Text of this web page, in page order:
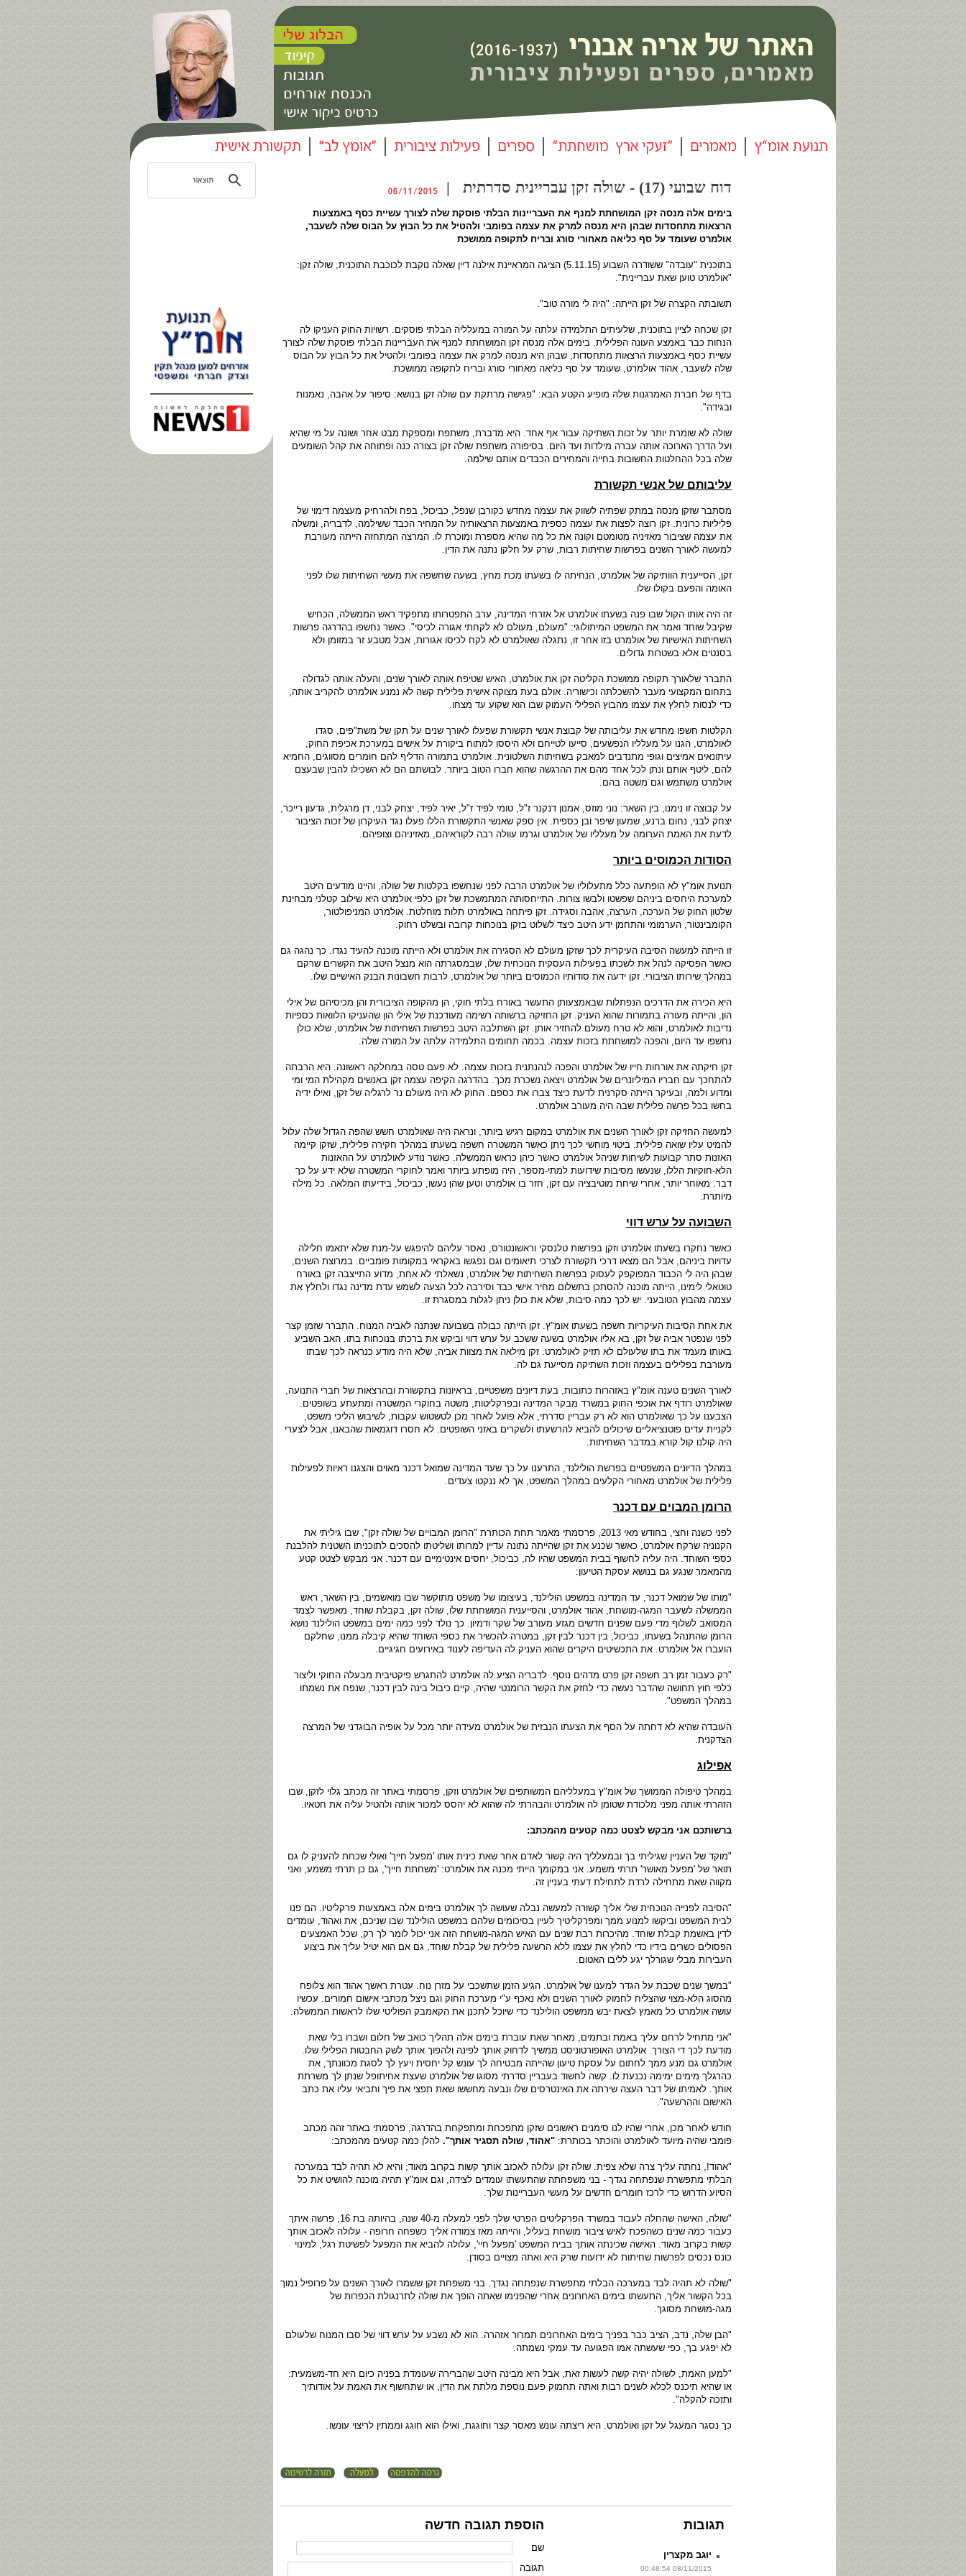
דוח שבועי (17) - שולה זקן עבריינית סדרתית |
בימים אלה מנסה זקן המושחתת למנף את העבריינות הבלתי פוסקת שלה לצורך עשיית כסף באמצעות
הרצאות מתחסדות שבהן היא מנסה למרק את עצמה בפומבי ולהטיל את כל הבוץ על הבוס שלה לשעבר,
אולמרט שעומד על סף כליאה מאחורי סורג ובריח לתקופה ממושכת
בתוכנית "עובדה" ששודרה השבוע (5.11.15) הציגה המראיינת אילנה דיין שאלה נוקבת לכוכבת התוכנית, שולה זקן:
"אולמרט טוען שאת עבריינית".
תשובתה הקצרה של זקן הייתה: "היה לי מורה טוב".
זקן שכחה לציין בתוכנית, שלעיתים התלמידה עלתה על המורה במעלליה הבלתי פוסקים. רשויות החוק העניקו לה
הנחות כבר באמצע העונה הפלילית. בימים אלה מנסה זקן המושחתת למנף את העבריינות הבלתי פוסקת שלה לצורך
עשיית כסף באמצעות הרצאות מתחסדות, שבהן היא מנסה למרק את עצמה בפומבי ולהטיל את כל הבוץ על הבוס
שלה לשעבר, אהוד אולמרט, שעומד על סף כליאה מאחורי סורג ובריח לתקופה ממושכת.
בדף של חברת האמרגנות שלה מופיע הקטע הבא: "פגישה מרתקת עם שולה זקן בנושא: סיפור על אהבה, נאמנות
ובגידה".
שולה לא שומרת יותר על זכות השתיקה עבור אף אחד. היא מדברת, משתפת ומספקת מבט אחר ושונה על מי שהיא
ועל הדרך הארוכה אותה עברה מילדות ועד היום. בסיפורה משתפת שולה זקן בצורה כנה ופתוחה את קהל השומעים
שלה בכל ההחלטות החשובות בחייה והמחירים הכבדים אותם שילמה.
עליבותם של אנשי תקשורת
מסתבר שזקן מנסה במתק שפתיה לשווק את עצמה מחדש כקורבן שנפל, כביכול, בפח ולהרחיק מעצמה דימוי של
פליליות כרונית. זקן רוצה לפצות את עצמה כספית באמצעות הרצאותיה על המחיר הכבד ששילמה, לדבריה, ומשלה
את עצמה שציבור מאזיניה מטומטם וקונה את כל מה שהיא מספרת ומוכרת לו. המרצה המתחזה הייתה מעורבת
למעשה לאורך השנים בפרשות שחיתות רבות, שרק על חלקן נתנה את הדין.
זקן, הסייענית הוותיקה של אולמרט, הנחיתה לו בשעתו מכת מחץ, בשעה שחשפה את מעשי השחיתות שלו לפני
האומה והפעם בקולו שלו.
זה היה אותו הקול שבו פנה בשעתו אולמרט אל אזרחי המדינה, ערב התפטרותו מתפקיד ראש הממשלה, הכחיש
שקיבל שוחד ואמר את המשפט המיתולוגי: "מעולם, מעולם לא לקחתי אגורה לכיסי". כאשר נחשפו בהדרגה פרשות
השחיתות האישיות של אולמרט בזו אחר זו, נתגלה שאולמרט לא לקח לכיסו אגורות, אבל מטבע זר במזומן ולא
בסנטים אלא בשטרות גדולים.
התברר שלאורך תקופה ממושכת הקליטה זקן את אולמרט, האיש שטיפח אותה לאורך שנים, והעלה אותה לגדולה
בתחום המקצועי מעבר להשכלתה וכישוריה. אולם בעת מצוקה אישית פלילית קשה לא נמנע אולמרט להקריב אותה,
כדי לנסות לחלץ את עצמו מהבוץ הפלילי העמוק שבו הוא שקוע עד מצחו.
הקלטות חשפו מחדש את עליבותה של קבוצת אנשי תקשורת שפעלו לאורך שנים על תקן של משת"פים, סגדו
לאולמרט, הגנו על מעלליו הנפשעים, סייעו לטייחם ולא היססו למתוח ביקורת על אישים במערכת אכיפת החוק,
עיתונאים אמיצים וגופי מתנדבים למאבק בשחיתות השלטונית. אולמרט בתמורה הדליף להם חומרים מסווגים, החמיא
להם, ליטף אותם ונתן לכל אחד מהם את ההרגשה שהוא חברו הטוב ביותר. לבושתם הם לא השכילו להבין שבעצם
אולמרט משתמש וגם משטה בהם.
על קבוצה זו נימנו, בין השאר: נוני מוזס, אמנון דנקנר ז"ל, טומי לפיד ז"ל, יאיר לפיד, יצחק לבני, דן מרגלית, גדעון רייכר,
יצחק לבני, נחום ברנע, שמעון שיפר ובן כספית. אין ספק שאנשי התקשורת הללו פעלו נגד העיקרון של זכות הציבור
לדעת את האמת הערומה על מעלליו של אולמרט וגרמו עוולה רבה לקוראיהם, מאזיניהם וצופיהם.
הסודות הכמוסים ביותר
תנועת אומ"ץ לא הופתעה כלל מתעלוליו של אולמרט הרבה לפני שנחשפו בקלטות של שולה, והיינו מודעים היטב
למערכת היחסים ביניהם שפשטו ולבשו צורות. התייחסותה המתמשכת של זקן כלפי אולמרט היא שילוב קטלני מבחינת
שלטון החוק של הערכה, הערצה, אהבה וסגידה. זקן פיתחה באולמרט תלות מוחלטת. אולמרט המניפולטור,
הקומבינטור, הערמומי והתחמן ידע היטב כיצד לשלוט בזקן בנוכחות קרובה ובשלט רחוק.
זו הייתה למעשה הסיבה העיקרית לכך שזקן מעולם לא הסגירה את אולמרט ולא הייתה מוכנה להעיד נגדו. כך נהגה גם
כאשר הפסיקה לנהל את לשכתו בפעילות העסקית הנוכחית שלו, שבמסגרתה הוא מנצל היטב את הקשרים שרקם
במהלך שירותו הציבורי. זקן ידעה את סודותיו הכמוסים ביותר של אולמרט, לרבות חשבונות הבנק האישיים שלו.
היא הכירה את הדרכים הנפתלות שבאמצעותן התעשר באורח בלתי חוקי, הן מהקופה הציבורית והן מכיסיהם של אילי
הון, והייתה מעורה בתמורות שהוא העניק. זקן החזיקה ברשותה רשימה מעודכנת של אילי הון שהעניקו הלוואות כספיות
נדיבות לאולמרט, והוא לא טרח מעולם להחזיר אותן. זקן השתלבה היטב בפרשות השחיתות של אולמרט, שלא כולן
נחשפו עד היום, והפכה למושחתת בזכות עצמה. בכמה תחומים התלמידה עלתה על המורה שלה.
זקן חיקתה את אורחות חייו של אולמרט והפכה לנהנתנית בזכות עצמה. לא פעם טסה במחלקה ראשונה. היא הרבתה
להתחכך עם חבריו המיליונרים של אולמרט ויצאה נשכרת מכך. בהדרגה הקיפה עצמה זקן באנשים מקהילת המי ומי
ומדוע ולמה, ובעיקר הייתה סקרנית לדעת כיצד צברו את כספם. החוק לא היה מעולם נר לרגליה של זקן, ואילו ידיה
בחשו בכל פרשה פלילית שבה היה מעורב אולמרט.
למעשה החזיקה זקן לאורך השנים את אולמרט במקום רגיש ביותר, ונראה היה שאולמרט חשש שהפה הגדול שלה עלול
להמיט עליו שואה פלילית. ביטוי מוחשי לכך ניתן כאשר המשטרה חשפה בשעתו במהלך חקירה פלילית, שזקן קיימה
האזנות סתר קבועות לשיחות שניהל אולמרט כאשר כיהן כראש הממשלה. כאשר נודע לאולמרט על ההאזנות
הלא-חוקיות הללו, שנעשו מסיבות שידועות למתי-מספר, היה מופתע ביותר ואמר לחוקרי המשטרה שלא ידע על כך
דבר. מאוחר יותר, אחרי שיחת מוטיבציה עם זקן, חזר בו אולמרט וטען שהן נעשו, כביכול, בידיעתו המלאה. כל מילה
מיותרת.
השבועה על ערש דווי
כאשר נחקרו בשעתו אולמרט וזקן בפרשות טלנסקי וראשונטורס, נאסר עליהם להיפגש על-מנת שלא יתאמו חלילה
עדויות ביניהם, אבל הם מצאו דרכי תקשורת לצרכי תיאומים וגם נפגשו באקראי במקומות פומביים. במרוצת השנים,
שבהן היה לי הכבוד המפוקפק לעסוק בפרשות השחיתות של אולמרט, נשאלתי לא אחת, מדוע התייצבה זקן באורח
טוטאלי לימינו, הייתה מוכנה להסתכן בתשלום מחיר אישי כבד וסירבה לכל הצעה לשמש עדת מדינה נגדו ולחלץ את
עצמה מהבוץ הטובעני. יש לכך כמה סיבות, שלא את כולן ניתן לגלות במסגרת זו.
את אחת הסיבות העיקריות חשפה בשעתו אומ"ץ. זקן הייתה כבולה בשבועה שנתנה לאביה המנוח. התברר שזמן קצר
לפני שנפטר אביה של זקן, בא אליו אולמרט בשעה ששכב על ערש דווי וביקש את ברכתו בנוכחות בתו. האב השביע
באותו מעמד את בתו שלעולם לא תזיק לאולמרט. זקן מילאה את מצוות אביה, שלא היה מודע כנראה לכך שבתו
מעורבת בפלילים בעצמה וזכות השתיקה מסייעת גם לה.
לאורך השנים טענה אומ"ץ באזהרות כתובות, בעת דיונים משפטיים, בראיונות בתקשורת ובהרצאות של חברי התנועה,
שאולמרט רודף את אוכפי החוק במשרד מבקר המדינה ובפרקליטות, משטה בחוקרי המשטרה ומתעתע בשופטים.
הצבענו על כך שאולמרט הוא לא רק עבריין סדרתי, אלא פועל לאחר מכן לטשטוש עקבות, לשיבוש הליכי משפט,
לקניית עדים פוטנציאליים שיכולים להביא להרשעתו ולשקרים באזני השופטים. לא חסרו דוגמאות שהבאנו, אבל לצערי
היה קולנו קול קורא במדבר השחיתות.
במהלך הדיונים המשפטיים בפרשת הולילנד, התרענו על כך שעד המדינה שמואל דכנר מאוים והצגנו ראיות לפעילות
פלילית של אולמרט מאחורי הקלעים במהלך המשפט, אך לא ננקטו צעדים.
הרומן המבוים עם דכנר
לפני כשנה וחצי, בחודש מאי 2013, פרסמתי מאמר תחת הכותרת "הרומן המבויים של שולה זקן", שבו גיליתי את
הקנוניה שרקח אולמרט, כאשר שכנע את זקן שהייתה נתונה עדיין למרותו ושליטתו להסכים לתוכניתו השטנית להלבנת
כספי השוחד. היה עליה לחשוף בבית המשפט שהיו לה, כביכול, יחסים אינטימיים עם דכנר. אני מבקש לצטט קטע
מהמאמר שנגע גם בנושא עסקת הטיעון:
"מותו של שמואל דכנר, עד המדינה במשפט הולילנד, בעיצומו של משפט מתוקשר שבו מואשמים, בין השאר, ראש
הממשלה לשעבר המגה-מושחת, אהוד אולמרט, והסייענית המושחתת שלו, שולה זקן, בקבלת שוחד, מאפשר לצמד
המסואב לשלוף מדי פעם שפנים חדשים מגזע מעורב של שקר ודמיון. כך נולד לפני כמה ימים במשפט הולילנד נושא
הרומן שהתנהל בשעתו, כביכול, בין דכנר לבין זקן, במטרה להכשיר את כספי השוחד שהיא קיבלה ממנו, שחלקם
הועברו אל אולמרט. את התכשיטים היקרים שהוא העניק לה העדיפה לענוד באירועים חגיגיים.
"רק כעבור זמן רב חשפה זקן פרט מדהים נוסף. לדבריה הציע לה אולמרט להתגרש פיקטיבית מבעלה החוקי וליצור
כלפי חוץ תחושה שהדבר נעשה כדי לחזק את הקשר הרומנטי שהיה, קיים כיבול בינה לבין דכנר, שנפח את נשמתו
במהלך המשפט".
העובדה שהיא לא דחתה על הסף את הצעתו הנבזית של אולמרט מעידה יותר מכל על אופיה הבוגדני של המרצה
הצדקנית.
אפילוג
במהלך טיפולה הממושך של אומ"ץ במעלליהם המשותפים של אולמרט וזקן, פרסמתי באתר זה מכתב גלוי לזקן, שבו
הזהרתי אותה מפני מלכודת שטומן לה אולמרט והבהרתי לה שהוא לא יהסס למכור אותה ולהטיל עליה את חטאיו.
ברשותכם אני מבקש לצטט כמה קטעים מהמכתב:
"מוקד של העניין שגיליתי בך ובמעלליך היה קשור לאדם אחר שאת כינית אותו 'מפעל חייך' ואולי שכחת להעניק לו גם
תואר של 'מפעל מאושר' תרתי משמע. אני במקומך הייתי מכנה את אולמרט: 'משחתת חייך', גם כן תרתי משמע, ואני
מקווה שאת מתחילה לרדת לתחילת דעתי בעניין זה.
"הסיבה לפנייה הנוכחית שלי אליך קשורה למעשה נבלה שעושה לך אולמרט בימים אלה באמצעות פרקליטיו. הם פנו
לבית המשפט וביקשו למנוע ממך ומפרקליטיך לעיין בסיכומים שלהם במשפט הולילנד שבו שניכם, את ואהוד, עומדים
לדין באשמת קבלת שוחד. מהיכרות רבת שנים עם האיש המגה-מושחת הזה אני יכול לומר לך רק, שכל האמצעים
הפסולים כשרים בידיו כדי לחלץ את עצמו ללא הרשעה פלילית של קבלת שוחד, גם אם הוא יטיל עליך את ביצוע
העבירות מבלי שגורלך יגע לליבו האטום.
"במשך שנים שכבת על הגדר למענו של אולמרט. הגיע הזמן שתשכבי על מזרן נוח. עטרת ראשך אהוד הוא צלופח
מהסוג הלא-מצוי שהצליח לחמוק לאורך השנים ולא נאכף ע"י מערכת החוק וגם ניצל מכתבי אישום חמורים. עכשיו
עושה אולמרט כל מאמץ לצאת יבש ממשפט הולילנד כדי שיוכל לתכנן את הקאמבק הפוליטי שלו לראשות הממשלה.
"אני מתחיל לרחם עליך באמת ובתמים, מאחר שאת עוברת בימים אלה תהליך כואב של חלום ושברו בלי שאת
מודעת לכך די הצורך. אולמרט האופורטוניסט ממשיך לדחוק אותך לפינה ולהפוך אותך לשק החבטות הפלילי שלו.
אולמרט גם מנע ממך לחתום על עסקת טיעון שהייתה מבטיחה לך עונש קל יחסית ויעץ לך לסגת מכוונתך, את
כהרגלך מימים ימימה נכנעת לו. קשה לחשוד בעבריין סדרתי מסוגו של אולמרט שעצת אחיתופל שנתן לך משרתת
אותך. לאמיתו של דבר העצה שירתה את האינטרסים שלו ונבעה מחששו שאת תפצי את פיך ותביאי עליו את כתב
האישום וההרשעה".
חודש לאחר מכן, אחרי שהיו לנו סימנים ראשונים שזקן מתפכחת ומתפקחת בהדרגה, פרסמתי באתר זהה מכתב
פומבי שהיה מיועד לאולמרט והוכתר בכותרת: "אהוד, שולה תסגיר אותך". להלן כמה קטעים מהמכתב:
"אהוד!, נחתה עליך צרה שלא צפית. שולה זקן עלולה לאכזב אותך קשות בקרוב מאוד; והיא לא תהיה לבד במערכה
הבלתי מתפשרת שנפתחה נגדך - בני משפחתה שהתעשתו עומדים לצידה, וגם אומ"ץ תהיה מוכנה להושיט את כל
הסיוע הדרוש כדי לרכז חומרים חדשים על מעשי העבריינות שלך.
"שולה, האישה שהחלה לעבוד במשרד הפרקליטים הפרטי שלך לפני למעלה מ-40 שנה, בהיותה בת 16, פרשה איתך
כעבור כמה שנים כשהפכת לאיש ציבור מושחת בעליל, והייתה מאז צמודה אליך כשפחה חרופה - עלולה לאכזב אותך
קשות בקרוב מאוד. האישה שכינתה אותך בבית המשפט 'מפעל חיי', עלולה להביא את המפעל לפשיטת רגל, למינוי
כונס נכסים לפרשות שחיתות לא ידועות שרק היא ואתה מצויים בסודן.
"שולה לא תהיה לבד במערכה הבלתי מתפשרת שנפתחה נגדך. בני משפחת זקן ששמרו לאורך השנים על פרופיל נמוך
בכל הקשור אליך, התעשתו בימים האחרונים אחרי שהפנימו שאתה הופך את שולה לתרנגולת הכפרות של
מגה-מושחת מסוגך.
"הבן שלה, נדב, הציב כבר בפניך בימים האחרונים תמרור אזהרה. הוא לא נשבע על ערש דווי של סבו המנוח שלעולם
לא יפגע בך, כפי שעשתה אמו הפגועה עד עמקי נשמתה.
"למען האמת, לשולה יהיה קשה לעשות זאת, אבל היא מבינה היטב שהברירה שעומדת בפניה כיום היא חד-משמעית:
או שהיא תיכנס לכלא לשנים רבות ואתה תחמוק פעם נוספת מלתת את הדין, או שתחשוף את האמת על אודותיך
ותזכה להקלה".
כך נסגר המעגל על זקן ואולמרט. היא ריצתה עונש מאסר קצר וחוגגת, ואילו הוא חוגג וממתין לריצוי עונשו.
הוספת תגובה חדשה
שם
תגובה
תגובות
יוגב מקצרין
08/11/2015 00:48:54